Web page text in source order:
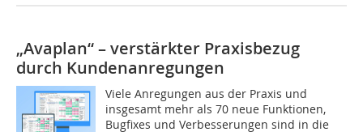
„Avaplan“ – verstärkter Praxisbezug
durch Kundenanregungen
Viele Anregungen aus der Praxis und
insgesamt mehr als 70 neue Funktionen,
Bugfixes und Verbesserungen sind in die